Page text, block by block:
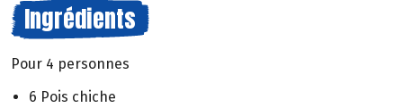
Ingrédients
Pour 4 personnes
6 Pois chiche